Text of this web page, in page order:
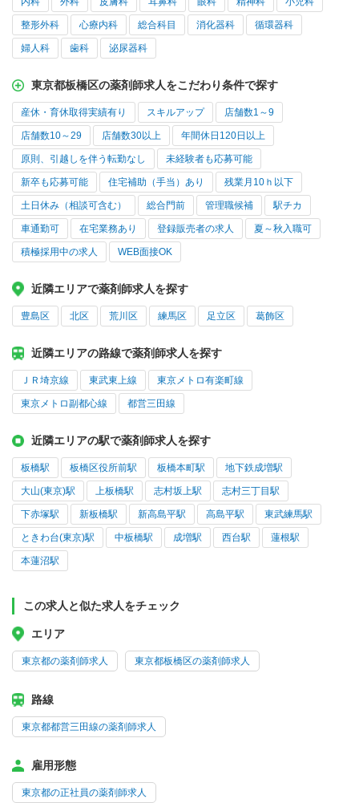
整形外科 心療内科 総合科目 消化器科 循環器科
婦人科 歯科 泌尿器科
東京都板橋区の薬剤師求人をこだわり条件で探す
産休・育休取得実績有り スキルアップ 店舗数1～9
店舗数10～29 店舗数30以上 年間休日120日以上
原則、引越しを伴う転勤なし 未経験者も応募可能
新卒も応募可能 住宅補助（手当）あり 残業月10ｈ以下
土日休み（相談可含む） 総合門前 管理職候補 駅チカ
車通勤可 在宅業務あり 登録販売者の求人 夏～秋入職可
積極採用中の求人 WEB面接OK
近隣エリアで薬剤師求人を探す
豊島区 北区 荒川区 練馬区 足立区 葛飾区
近隣エリアの路線で薬剤師求人を探す
ＪＲ埼京線 東武東上線 東京メトロ有楽町線
東京メトロ副都心線 都営三田線
近隣エリアの駅で薬剤師求人を探す
板橋駅 板橋区役所前駅 板橋本町駅 地下鉄成増駅
大山(東京)駅 上板橋駅 志村坂上駅 志村三丁目駅
下赤塚駅 新板橋駅 新高島平駅 高島平駅 東武練馬駅
ときわ台(東京)駅 中板橋駅 成増駅 西台駅 蓮根駅
本蓮沼駅
この求人と似た求人をチェック
エリア
東京都の薬剤師求人 東京都板橋区の薬剤師求人
路線
東京都都営三田線の薬剤師求人
雇用形態
東京都の正社員の薬剤師求人